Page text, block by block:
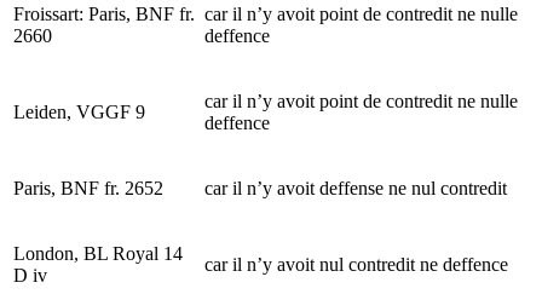
Froissart: Paris, BNF fr.
2660
car il n’y avoit point de contredit ne nulle
deffence
Leiden, VGGF 9
car il n’y avoit point de contredit ne nulle
deffence
Paris, BNF fr. 2652 car il n’y avoit deffense ne nul contredit
London, BL Royal 14
D iv
car il n’y avoit nul contredit ne deffence